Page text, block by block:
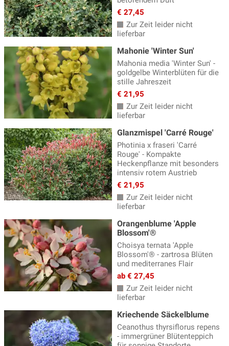
€ 27,45
Zur Zeit leider nicht
lieferbar
Mahonie 'Winter Sun'
Mahonia media 'Winter Sun' -
goldgelbe Winterblüten für die
stille Jahreszeit
€ 21,95
Zur Zeit leider nicht
lieferbar
Glanzmispel 'Carré Rouge'
Photinia x fraseri 'Carré
Rouge' - Kompakte
Heckenpflanze mit besonders
intensiv rotem Austrieb
€ 21,95
Zur Zeit leider nicht
lieferbar
Orangenblume 'Apple
Blossom'®
Choisya ternata 'Apple
Blossom'® - zartrosa Blüten
und mediterranes Flair
ab € 27,45
Zur Zeit leider nicht
lieferbar
Kriechende Säckelblume
Ceanothus thyrsiflorus repens
- immergrüner Blütenteppich